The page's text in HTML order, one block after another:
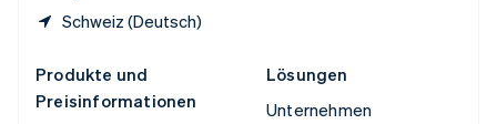
Schweiz (Deutsch)
Produkte und
Preisinformationen
Lösungen
Unternehmen